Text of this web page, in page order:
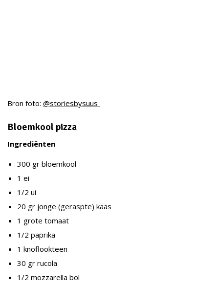
Bron foto: @storiesbysuus
Bloemkool pizza
Ingrediënten
300 gr bloemkool
1 ei
1/2 ui
20 gr jonge (geraspte) kaas
1 grote tomaat
1/2 paprika
1 knoflookteen
30 gr rucola
1/2 mozzarella bol